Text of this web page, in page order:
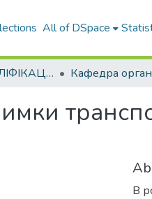
All of DSpace
ВИПУСКНІ КВАЛІФІКАЦІЙНІ РОБОТИ
В